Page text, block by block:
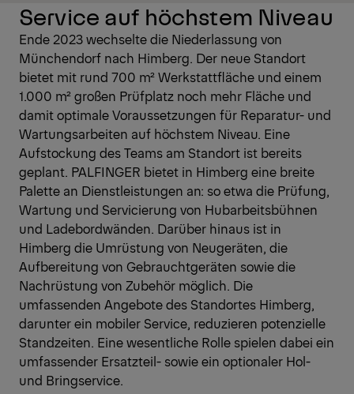
Service auf höchstem Niveau
Ende 2023 wechselte die Niederlassung von
Münchendorf nach Himberg. Der neue Standort
bietet mit rund 700 m² Werkstattfläche und einem
1.000 m² großen Prüfplatz noch mehr Fläche und
damit optimale Voraussetzungen für Reparatur- und
Wartungsarbeiten auf höchstem Niveau. Eine
Aufstockung des Teams am Standort ist bereits
geplant. PALFINGER bietet in Himberg eine breite
Palette an Dienstleistungen an: so etwa die Prüfung,
Wartung und Servicierung von Hubarbeitsbühnen
und Ladebordwänden. Darüber hinaus ist in
Himberg die Umrüstung von Neugeräten, die
Aufbereitung von Gebrauchtgeräten sowie die
Nachrüstung von Zubehör möglich. Die
umfassenden Angebote des Standortes Himberg,
darunter ein mobiler Service, reduzieren potenzielle
Standzeiten. Eine wesentliche Rolle spielen dabei ein
umfassender Ersatzteil- sowie ein optionaler Hol-
und Bringservice.